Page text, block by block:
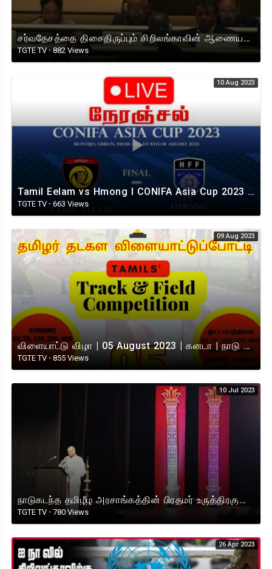
சர்வதேசத்தை திசைதிருப்பும் சிறிலங்காவின் ஆணையங்கள் : ஐ.நாவில் நாடுகடந்த தமிழீழ அரசாங்கம்
TGTE TV·882 Views
10 Aug 2023
Tamil Eelam vs Hmong I CONIFA Asia Cup 2023 I தமிழீழ அணி vs எச்மொங்
TGTE TV · 663 Views
09 Aug 2023
விளையாட்டு விழா | 05 August 2023 | கனடா | நாடு கடந்த தமிழீழ அரசாங்கம்
TGTE TV · 855 Views
10 Jul 2023
நாடுகடந்த தமிழீழ அரசாங்கத்தின் பிரதமர் உருத்திரகுமாரன் விஸ்வநாதன் அவர்கள் FetNA இல் ஆற்றிய உரை
TGTE TV · 780 Views
26 Apr 2023